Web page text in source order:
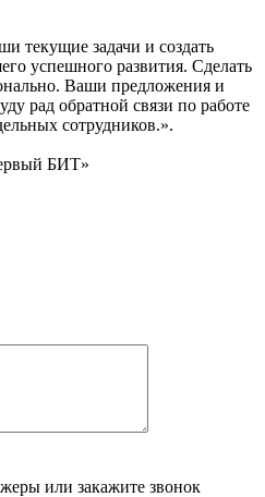
текущие задачи и создать
успешного развития. Сделать
Ваши предложения и
рад обратной связи по работе
сотрудников.».
БИТ»
или закажите звонок